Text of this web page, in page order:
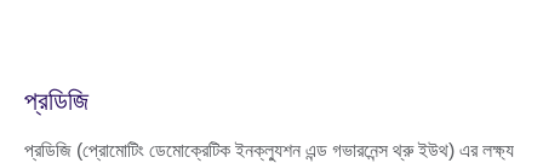
প্রডিজি
প্রডিজি (প্রোমোটিং ডেমোক্রেটিক ইনক্ল্যুশন এন্ড গভারনেন্স থ্রু ইউথ) এর লক্ষ্য